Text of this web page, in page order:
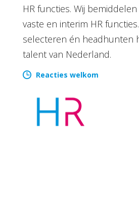
HR functies. Wij
vaste en interim HR
selecteren én headhunten
talent van Nederland.
Reacties welkom